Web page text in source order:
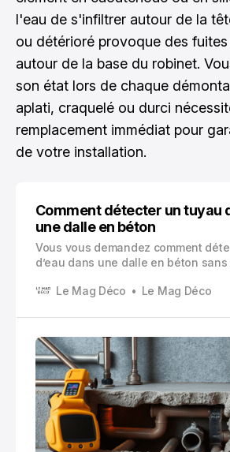
l'eau de s'infiltrer autour de la
ou détérioré provoque des
autour de la base du robinet.
son état lors de chaque
aplati, craquelé ou durci
remplacement immédiat pour
de votre installation.
Comment détecter un tuyau
une dalle en béton
Vous vous demandez comment
d’eau dans une dalle en béton
de nombreux propriétaires et
à des problèmes de plomberie.
Le Mag Déco Le Mag Déco